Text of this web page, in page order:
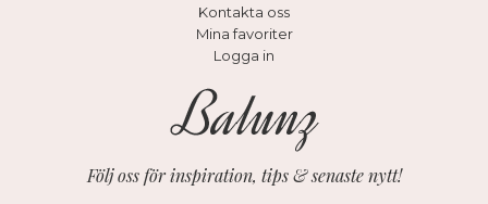
Kontakta oss
Mina favoriter
Logga in
Följ oss för inspiration, tips & senaste nytt!